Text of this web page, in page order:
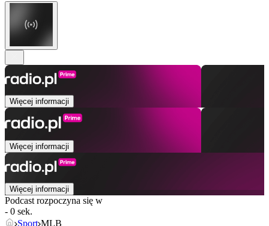
Więcej informacji
Więcej informacji
Więcej informacji
Podcast rozpoczyna się w
- 0 sek.
Sport MLB